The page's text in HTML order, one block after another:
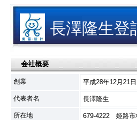
長澤隆生登
会社概要
創業 平成28年12月21日
代表者名 長澤隆生
所在地 679-4222 姫路市